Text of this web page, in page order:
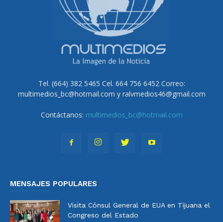
Tel. (664) 382 5465 Cel. 664 756 6452 Correo:
multimedios_bc@hotmail.com y ralvmedios46@gmail.com
Contáctanos: multimedios_bc@hotmail.com
MENSAJES POPULARES
Visita Cónsul General de EUA en Tijuana el
Congreso del Estado